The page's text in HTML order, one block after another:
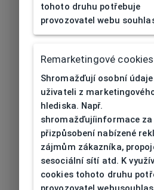
Materiál čočky
Barva čočky
Kategorie
slunečního
filtru
3
Eco Friendly
tohoto druhu potřebuje
provozovatel webu
Remarketingové cookies
Shromažďují osobní
uživateli z
hlediska. Např.
shromažďujíinformace za
přizpůsobení nabízené
zájmům zákazníka,
sesociální sítí atd. K
cookies tohoto druhu